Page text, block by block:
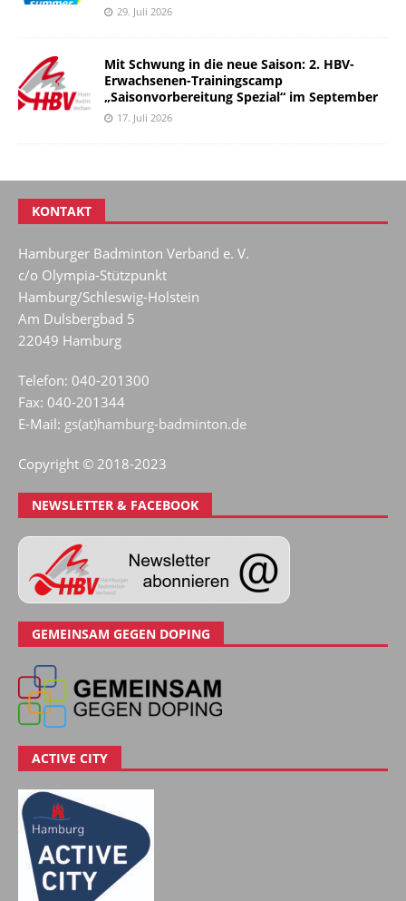
29. Juli 2026
Mit Schwung in die neue Saison: 2. HBV-
Erwachsenen-Trainingscamp
„Saisonvorbereitung Spezial“ im September
17. Juli 2026
KONTAKT
Hamburger Badminton Verband e. V.
c/o Olympia-Stützpunkt
Hamburg/Schleswig-Holstein
Am Dulsbergbad 5
22049 Hamburg
Telefon: 040-201300
Fax: 040-201344
E-Mail: gs(at)hamburg-badminton.de
Copyright © 2018-2023
NEWSLETTER & FACEBOOK
GEMEINSAM GEGEN DOPING
ACTIVE CITY